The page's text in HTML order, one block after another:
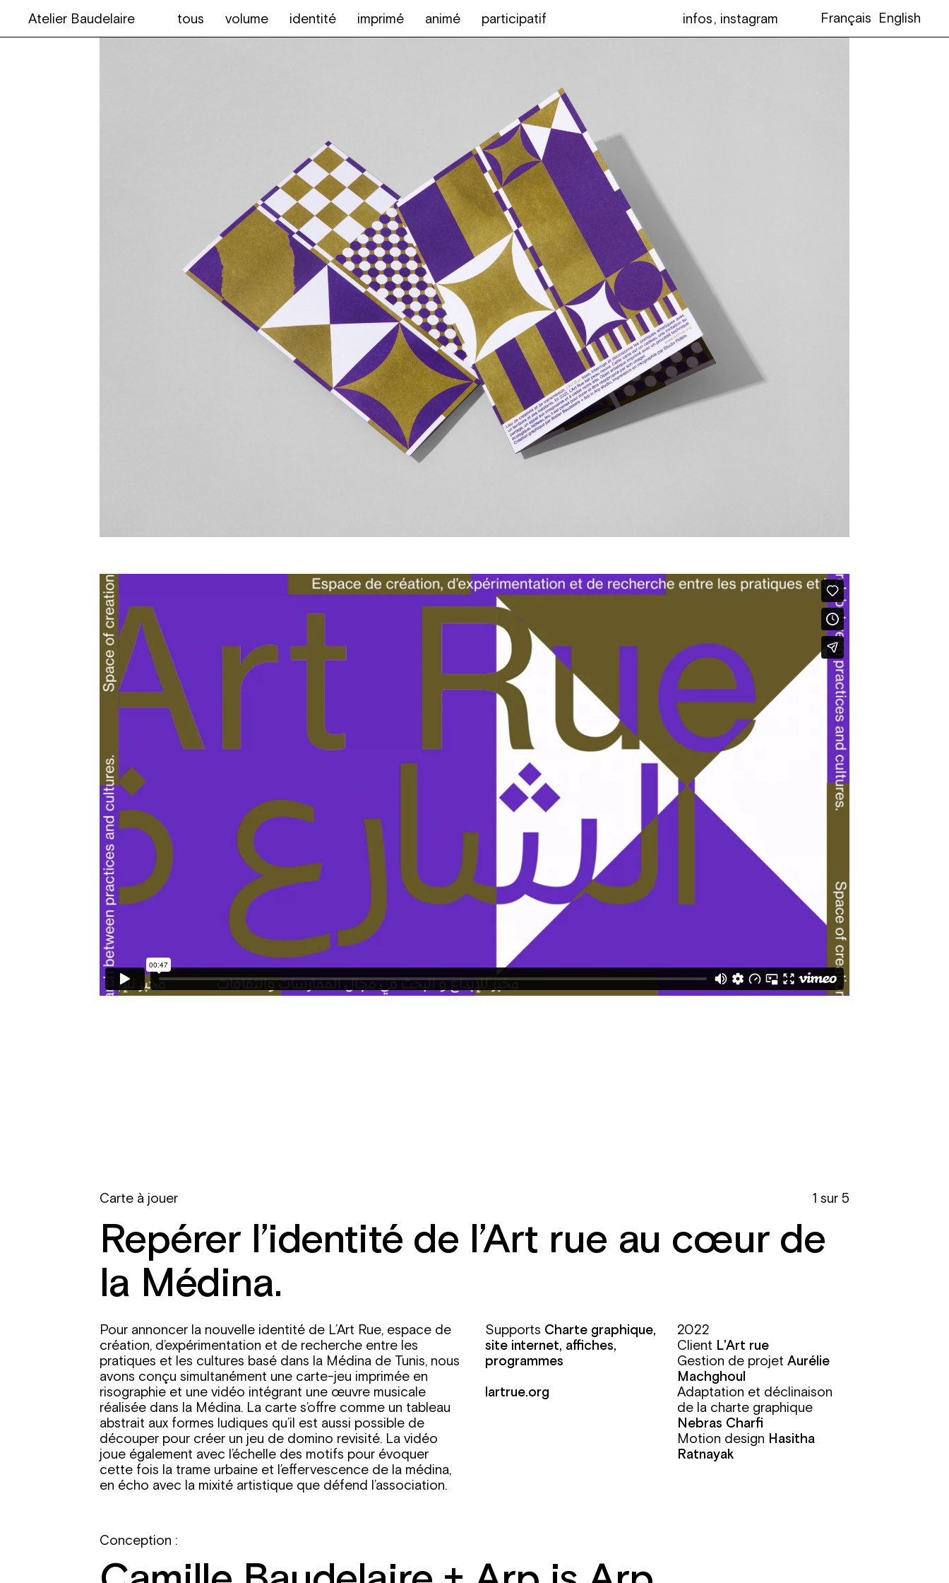
Atelier Baudelaire tous volume identité imprimé animé participatif infos instagram Français English
Carte à jouer 1 sur 5
Repérer l’identité de l’Art rue au cœur de
la Médina.
Pour annoncer la nouvelle identité de L’Art Rue, espace de
création, d’expérimentation et de recherche entre les
pratiques et les cultures basé dans la Médina de Tunis, nous
avons conçu simultanément une carte-jeu imprimée en
risographie et une vidéo intégrant une œuvre musicale
réalisée dans la Médina. La carte s’offre comme un tableau
abstrait aux formes ludiques qu’il est aussi possible de
découper pour créer un jeu de domino revisité. La vidéo
joue également avec l’échelle des motifs pour évoquer
cette fois la trame urbaine et l’effervescence de la médina,
en écho avec la mixité artistique que défend l’association.
Supports Charte graphique,
site internet, affiches,
programmes
lartrue.org
2022
Client L'Art rue
Gestion de projetAurélie
Machghoul
Adaptation et déclinaison
de la charte graphique
Nebras Charfi
Motion design Hasitha
Ratnayak
Conception :